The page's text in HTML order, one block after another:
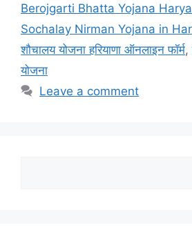
Berojgarti Bhatta Yojana
Sochalay Nirman Yojana in
शौचालय योजना हरियाणा ऑनलाइन फॉर्म,
योजना
Leave a comment